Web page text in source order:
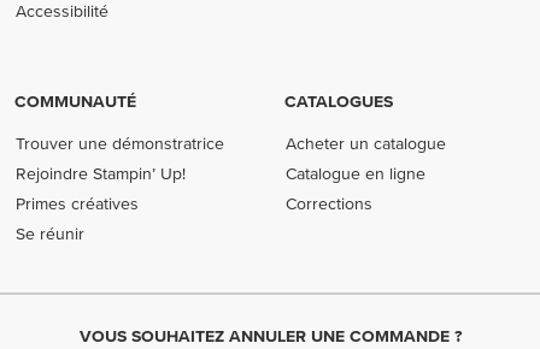
Accessibilité
COMMUNAUTÉ
Trouver une démonstratrice
Rejoindre Stampin’ Up!
Primes créatives
Se réunir
CATALOGUES
Acheter un catalogue
Catalogue en ligne
Corrections
VOUS SOUHAITEZ ANNULER UNE COMMANDE ?